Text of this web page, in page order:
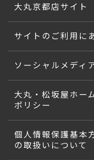
大丸京都店サイト
サイトのご利用に
ソーシャルメディ
大丸・松坂屋ホー
ポリシー
個人情報保護基本
の取扱いについて